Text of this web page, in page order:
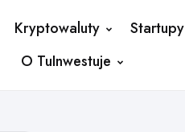
Kryptowaluty Startupy
O TuInwestuje